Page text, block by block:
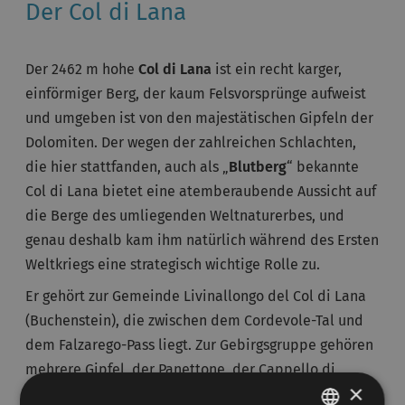
Der Col di Lana
Der 2462 m hohe Col di Lana ist ein recht karger,
einförmiger Berg, der kaum Felsvorsprünge aufweist
und umgeben ist von den majestätischen Gipfeln der
Dolomiten. Der wegen der zahlreichen Schlachten,
die hier stattfanden, auch als „Blutberg“ bekannte
Col di Lana bietet eine atemberaubende Aussicht auf
die Berge des umliegenden Weltnaturerbes, und
genau deshalb kam ihm natürlich während des Ersten
Weltkriegs eine strategisch wichtige Rolle zu.
Er gehört zur Gemeinde Livinallongo del Col di Lana
(Buchenstein), die zwischen dem Cordevole-Tal und
dem Falzarego-Pass liegt. Zur Gebirgsgruppe gehören
mehrere Gipfel, der Panettone, der Cappello di
Napoleone, der Col di Lana, der Monte Sief und der
×